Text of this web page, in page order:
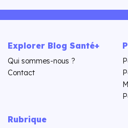
Explorer Blog Santé+
Qui sommes-nous ?
Contact
Rubrique